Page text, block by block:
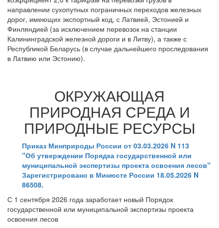
направлении сухопутных пограничных переходов железных
дорог, имеющих экспортный код, с Латвией, Эстонией и
Финляндией (за исключением перевозок на станции
Калининградской железной дороги и в Литву), а также с
Республикой Беларусь (в случае дальнейшего проследования
в Латвию или Эстонию).
ОКРУЖАЮЩАЯ
ПРИРОДНАЯ СРЕДА И
ПРИРОДНЫЕ РЕСУРСЫ
Приказ Минприроды России от 03.03.2026 N 113
"Об утверждении Порядка государственной или
муниципальной экспертизы проекта освоения лесов"
Зарегистрировано в Минюсте России 18.05.2026 N
86508.
С 1 сентября 2026 года заработает новый Порядок
государственной или муниципальной экспертизы проекта
освоения лесов